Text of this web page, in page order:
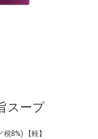
スープ
税8%) 【軽】